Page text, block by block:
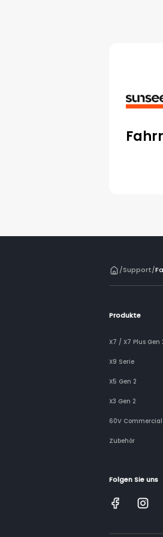
/Support/
Produkte
X7 / X7 Plus Gen
X9 Serie
X5 Gen 2
X3 Gen 2
60V Commercial
Zubehör
Folgen Sie uns